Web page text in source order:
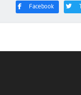
Facebook